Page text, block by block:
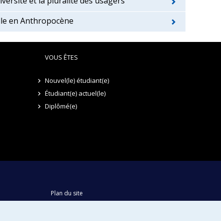
en Anthropocène
VOUS ÊTES
Nouvel(le) étudiant(e)
Étudiant(e) actuel(le)
Diplômé(e)
Plan du site